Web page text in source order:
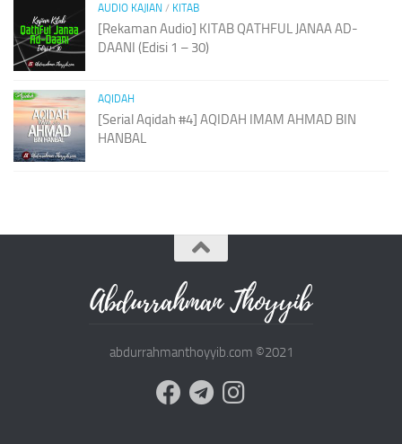
AUDIO KAJIAN / KITAB
[Rekaman Audio] KITAB QATHFUL JANAA AD-
DAANI (Edisi 1 – 30)
AQIDAH
[Serial Aqidah #4] AQIDAH IMAM AHMAD BIN
HANBAL
abdurrahmanthoyyib.com ©2021